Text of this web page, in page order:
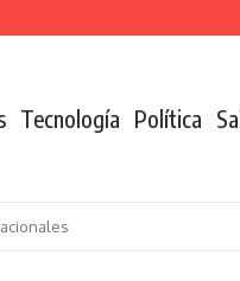
Tecnología Política